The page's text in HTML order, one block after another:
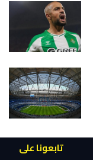
تابعونا على